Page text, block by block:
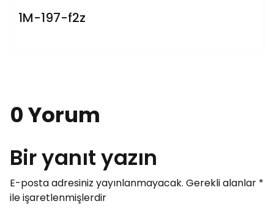
1M-197-f2z
0 Yorum
Bir yanıt yazın
E-posta adresiniz yayınlanmayacak. Gerekli alanlar *
ile işaretlenmişlerdir